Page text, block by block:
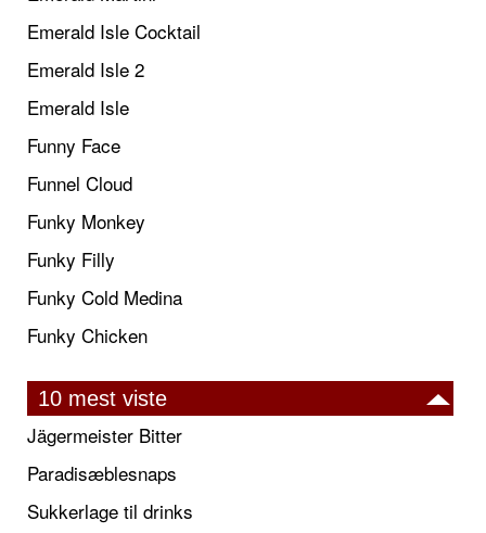
Emerald Isle Cocktail
Emerald Isle 2
Emerald Isle
Funny Face
Funnel Cloud
Funky Monkey
Funky Filly
Funky Cold Medina
Funky Chicken
10 mest viste
Jägermeister Bitter
Paradisæblesnaps
Sukkerlage til drinks